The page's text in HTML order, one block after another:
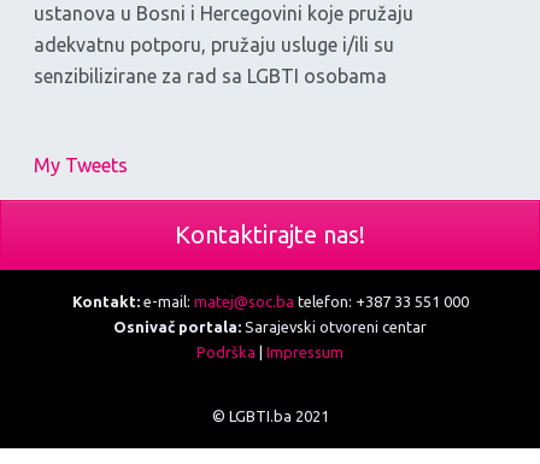
ustanova u Bosni i Hercegovini koje pružaju
adekvatnu potporu, pružaju usluge i/ili su
senzibilizirane za rad sa LGBTI osobama
My Tweets
Kontaktirajte nas!
Kontakt:e-mail: matej@soc.ba telefon: +387 33 551 000
Osnivač portala: Sarajevski otvoreni centar
Podrška | Impressum
© LGBTI.ba 2021